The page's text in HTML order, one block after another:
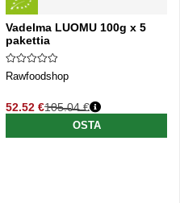
Vadelma LUOMU 100g x 5
pakettia
Rawfoodshop
52.52 €
Normaali hinta
105.04 €
OSTA